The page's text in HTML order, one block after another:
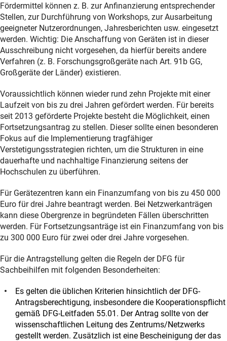
Fördermittel können z. B. zur Anfinanzierung entsprechender
Stellen, zur Durchführung von Workshops, zur Ausarbeitung
geeigneter Nutzerordnungen, Jahresberichten usw. eingesetzt
werden. Wichtig: Die Anschaffung von Geräten ist in dieser
Ausschreibung nicht vorgesehen, da hierfür bereits andere
Verfahren (z. B. Forschungsgroßgeräte nach Art. 91b GG,
Großgeräte der Länder) existieren.
Voraussichtlich können wieder rund zehn Projekte mit einer
Laufzeit von bis zu drei Jahren gefördert werden. Für bereits
seit 2013 geförderte Projekte besteht die Möglichkeit, einen
Fortsetzungsantrag zu stellen. Dieser sollte einen besonderen
Fokus auf die Implementierung tragfähiger
Verstetigungsstrategien richten, um die Strukturen in eine
dauerhafte und nachhaltige Finanzierung seitens der
Hochschulen zu überführen.
Für Gerätezentren kann ein Finanzumfang von bis zu 450 000
Euro für drei Jahre beantragt werden. Bei Netzwerkanträgen
kann diese Obergrenze in begründeten Fällen überschritten
werden. Für Fortsetzungsanträge ist ein Finanzumfang von bis
zu 300 000 Euro für zwei oder drei Jahre vorgesehen.
Für die Antragstellung gelten die Regeln der DFG für
Sachbeihilfen mit folgenden Besonderheiten:
Es gelten die üblichen Kriterien hinsichtlich der DFG-
Antragsberechtigung, insbesondere die Kooperationspflicht
gemäß DFG-Leitfaden 55.01. Der Antrag sollte von der
wissenschaftlichen Leitung des Zentrums/Netzwerks
gestellt werden. Zusätzlich ist eine Bescheinigung der das